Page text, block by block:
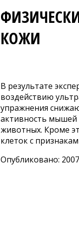
КОЖИ
В результате
воздействию
упражнения
активность мышей
животных. Кроме
клеток с
Опубликовано: